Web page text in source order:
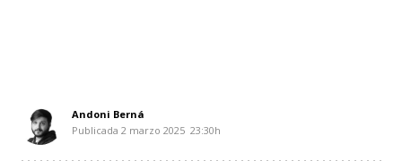
Andoni Berná
Publicada 2 marzo 2025 23:30h